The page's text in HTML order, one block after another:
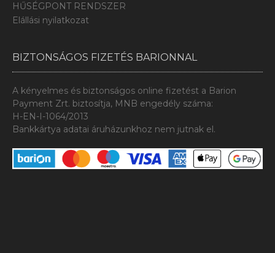
HŰSÉGPONT RENDSZER
Elállási nyilatkozat
BIZTONSÁGOS FIZETÉS BARIONNAL
A kényelmes és biztonságos online fizetést a Barion
Payment Zrt. biztosítja, MNB engedély száma:
H-EN-I-1064/2013
Bankkártya adatai áruházunkhoz nem jutnak el.